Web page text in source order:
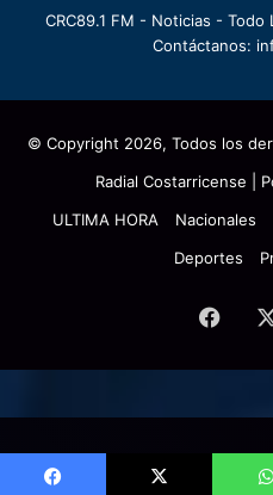
CRC89.1 FM - Noticias - Todo
Contáctanos:
© Copyright 2026, Todos los
Radial Costarricense |
ULTIMA HORA
Nacionales
Deportes